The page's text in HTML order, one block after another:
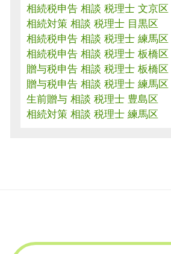
相続税申告 相談 税理士 文京区
相続対策 相談 税理士 目黒区
相続税申告 相談 税理士 練馬区
相続税申告 相談 税理士 板橋区
贈与税申告 相談 税理士 板橋区
贈与税申告 相談 税理士 練馬区
生前贈与 相談 税理士 豊島区
相続対策 相談 税理士 練馬区